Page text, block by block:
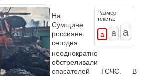
Размер
текста:
На
Сумщине
россияне
сегодня
неоднократно
обстреливали
спасателей ГСЧС. В